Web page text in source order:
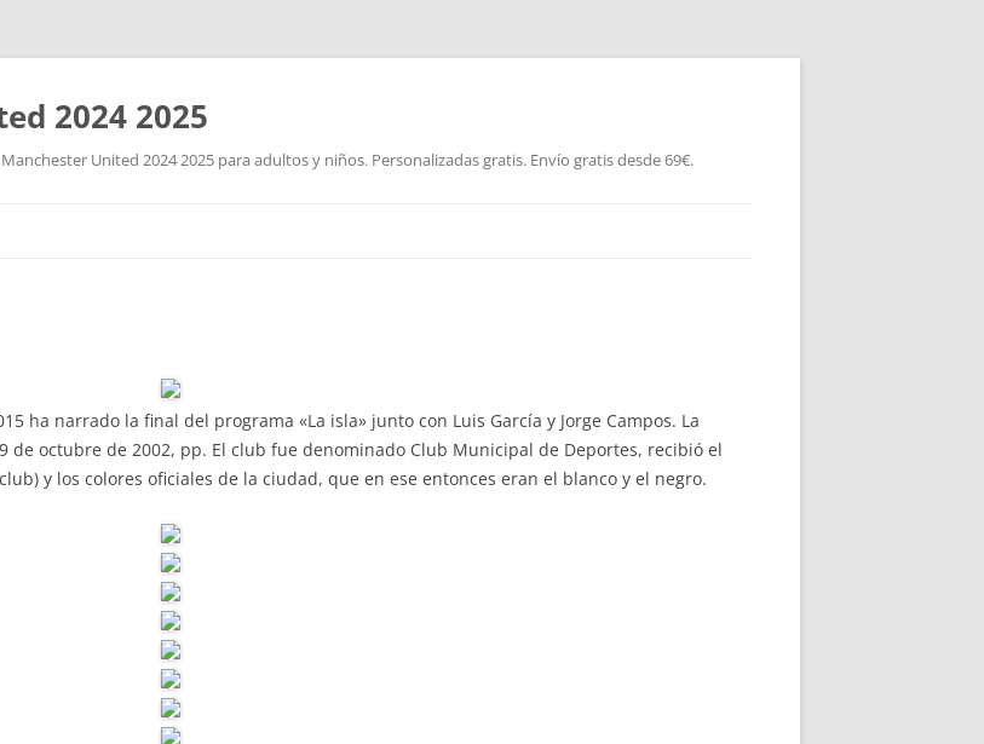
2024 2025
United 2024 2025 para adultos y niños. Personalizadas gratis. Envío gratis desde 69€.
ha narrado la final del programa «La isla» junto con Luis García y Jorge Campos. La
de octubre de 2002, pp. El club fue denominado Club Municipal de Deportes, recibió el
y los colores oficiales de la ciudad, que en ese entonces eran el blanco y el negro.